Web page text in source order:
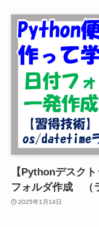
【Pythonデスク
フォルダ作成 （
2025年1月14日